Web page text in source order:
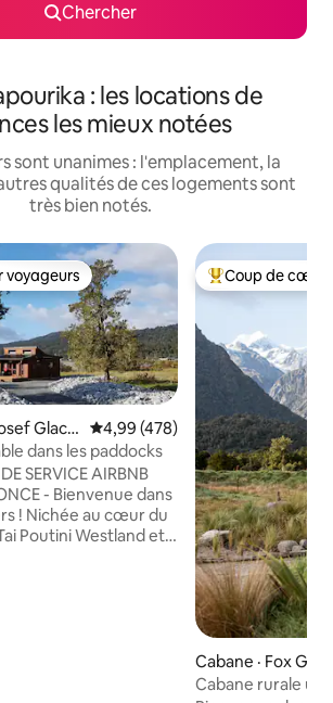
Chercher
: les locations de
les mieux notées
sont unanimes : l'emplacement, la
qualités de ces logements sont
très bien notés.
parmi les plus aimés
Glacie Note moyenne de 4,99 sur 5,
4,99 (478)
dans les paddocks
SERVICE AIRBNB
dans
! Nichée au cœur du
Poutini Westland et à
Coup de cœur
Coup de cœur
Cabane · Fox
Cabane rurale